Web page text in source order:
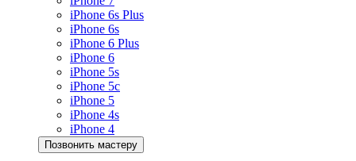
iPhone 6s Plus
iPhone 6s
iPhone 6 Plus
iPhone 6
iPhone 5s
iPhone 5c
iPhone 5
iPhone 4s
iPhone 4
Позвонить мастеру